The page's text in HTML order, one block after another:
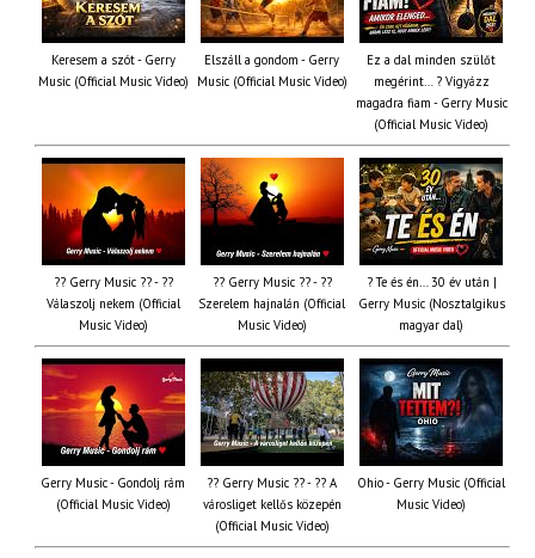
Keresem a szót - Gerry
Music (Official Music Video)
Elszáll a gondom - Gerry
Music (Official Music Video)
Ez a dal minden szülőt
megérint… ? Vigyázz
magadra fiam - Gerry Music
(Official Music Video)
?? Gerry Music ?? - ??
Válaszolj nekem (Official
Music Video)
?? Gerry Music ?? - ??
Szerelem hajnalán (Official
Music Video)
? Te és én… 30 év után |
Gerry Music (Nosztalgikus
magyar dal)
Gerry Music - Gondolj rám
(Official Music Video)
?? Gerry Music ?? - ?? A
városliget kellős közepén
(Official Music Video)
Ohio - Gerry Music (Official
Music Video)